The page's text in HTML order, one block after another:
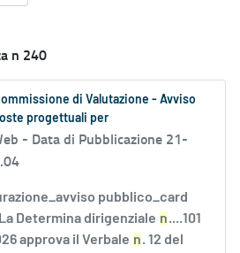
n 240
di Valutazione - Avviso
progettuali per
- Data di Pubblicazione 21-
pubblico_card
Determina dirigenziale n....101
approva il Verbale n. 12 del